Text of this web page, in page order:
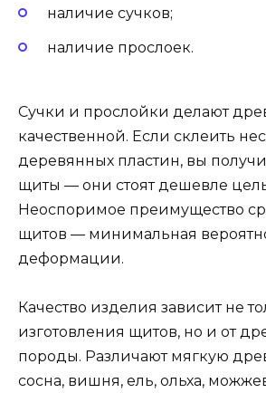
наличие сучков;
наличие прослоек.
Сучки и прослойки делают
качественной. Если склеить
деревянных пластин, вы
щиты — они стоят дешевле
Неоспоримое преимущество
щитов — минимальная
деформации.
Качество изделия зависит не
изготовления щитов, но и от
породы. Различают мягкую
сосна, вишня, ель, ольха,